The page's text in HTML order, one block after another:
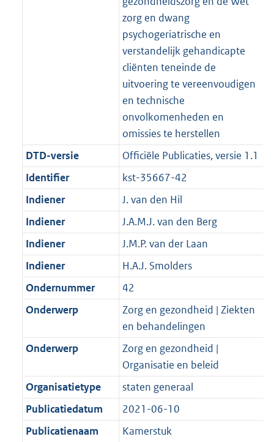
zorg en dwang
psychogeriatrische en
verstandelijk gehandicapte
cliënten teneinde de
uitvoering te vereenvoudigen
en technische
onvolkomenheden en
omissies te herstellen
DTD-versie
Officiële Publicaties, versie 1.1
Identifier
kst-35667-42
Indiener
J. van den Hil
Indiener
J.A.M.J. van den Berg
Indiener
J.M.P. van der Laan
Indiener
H.A.J. Smolders
Ondernummer
42
Onderwerp
Zorg en gezondheid | Ziekten
en behandelingen
Onderwerp
Zorg en gezondheid |
Organisatie en beleid
Organisatietype
staten generaal
Publicatiedatum
2021-06-10
Publicatienaam
Kamerstuk